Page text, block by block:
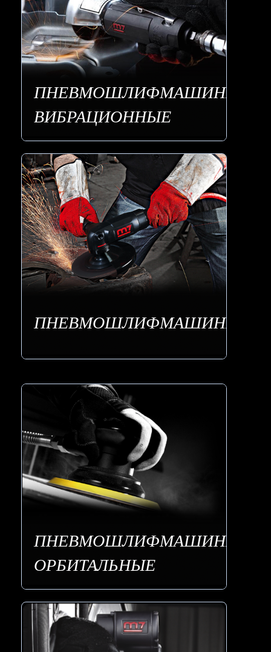
ПНЕВМОШЛИФМАШИНЫ
ВИБРАЦИОННЫЕ
ПНЕВМОШЛИФМАШИНЫ
ПНЕВМОШЛИФМАШИНЫ
ОРБИТАЛЬНЫЕ